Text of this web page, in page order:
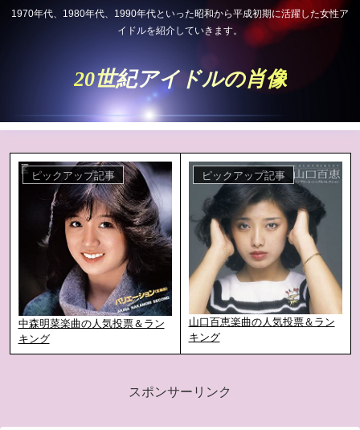
1970年代、1980年代、1990年代といった昭和から平成初期に活躍した女性ア
イドルを紹介していきます。
20世紀アイドルの肖像
ピックアップ記事
中森明菜楽曲の人気投票＆ラン
キング
ピックアップ記事
山口百恵楽曲の人気投票＆ラン
キング
スポンサーリンク